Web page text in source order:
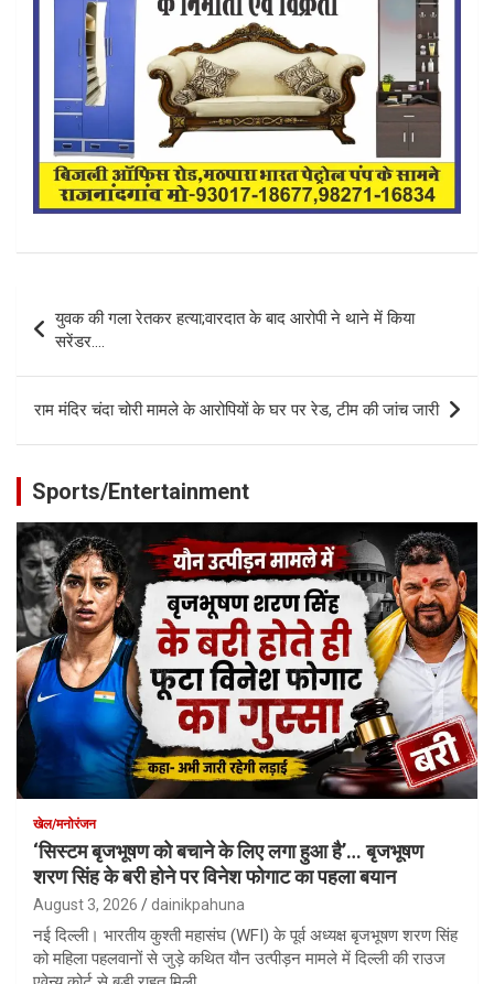
navigation
युवक की गला रेतकर हत्या;वारदात के बाद आरोपी ने थाने में किया
सरेंडर….
राम मंदिर चंदा चोरी मामले के आरोपियों के घर पर रेड, टीम की जांच जारी
Sports/Entertainment
खेल/मनोरंजन
‘सिस्टम बृजभूषण को बचाने के लिए लगा हुआ है’… बृजभूषण
शरण सिंह के बरी होने पर विनेश फोगाट का पहला बयान
August 3, 2026 dainikpahuna
नई दिल्ली। भारतीय कुश्ती महासंघ (WFI) के पूर्व अध्यक्ष बृजभूषण शरण सिंह
को महिला पहलवानों से जुड़े कथित यौन उत्पीड़न मामले में दिल्ली की राउज